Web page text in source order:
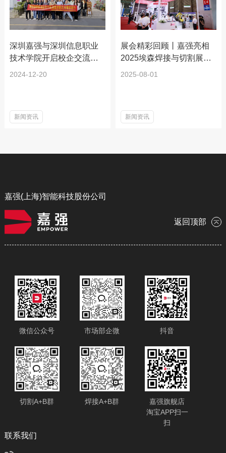
深圳嘉强与深圳信息职业
技术学院开启校企交流活
动
2024-12-20
新闻资讯
展会精彩回顾丨嘉强亮相
2025埃森焊接与切割展览
会
2025-08-01
新闻资讯
嘉强(上海)智能科技股份公司
返回顶部
微信公众号 市场部企微 抖音
切割A+B群 焊接A+B群
嘉强旗舰店
淘宝APP扫一
扫
​联系我们